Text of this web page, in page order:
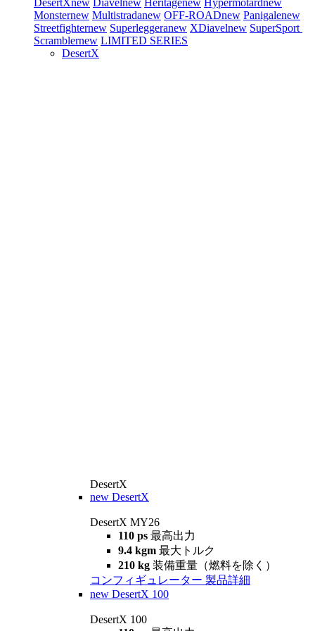
DesertXnew Diavelnew Heritagenew Hypermotardnew
Monsternew Multistradanew OFF-ROADnew Panigalenew
Streetfighternew Superleggeranew XDiavelnew SuperSport
Scramblernew LIMITED SERIES
DesertX
DesertX
new DesertX
DesertX MY26
110 ps 最高出力
9.4 kgm 最大トルク
210 kg 装備重量（燃料を除く）
コンフィギュレーター 製品詳細
new DesertX 100
DesertX 100